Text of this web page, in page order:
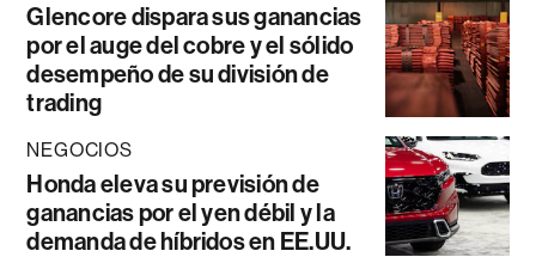
Glencore dispara sus ganancias
por el auge del cobre y el sólido
desempeño de su división de
trading
NEGOCIOS
Honda eleva su previsión de
ganancias por el yen débil y la
demanda de híbridos en EE.UU.